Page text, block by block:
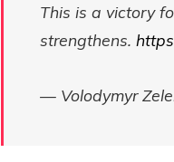
This is a victory
strengthens.
— Volodymyr